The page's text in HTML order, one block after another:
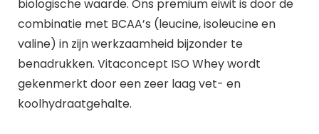
biologische waarde. Ons premium eiwit is door de
combinatie met BCAA’s (leucine, isoleucine en
valine) in zijn werkzaamheid bijzonder te
benadrukken. Vitaconcept ISO Whey wordt
gekenmerkt door een zeer laag vet- en
koolhydraatgehalte.